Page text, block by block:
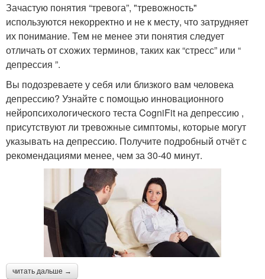
Зачастую понятия “тревога”, "тревожность"
используются некорректно и не к месту, что затрудняет
их понимание. Тем не менее эти понятия следует
отличать от схожих терминов, таких как “стресс” или “
депрессия ”.
Вы подозреваете у себя или близкого вам человека
депрессию? Узнайте с помощью инновационного
нейропсихологического теста CogniFit на депрессию ,
присутствуют ли тревожные симптомы, которые могут
указывать на депрессию. Получите подробный отчёт с
рекомендациями менее, чем за 30-40 минут.
читать дальше →